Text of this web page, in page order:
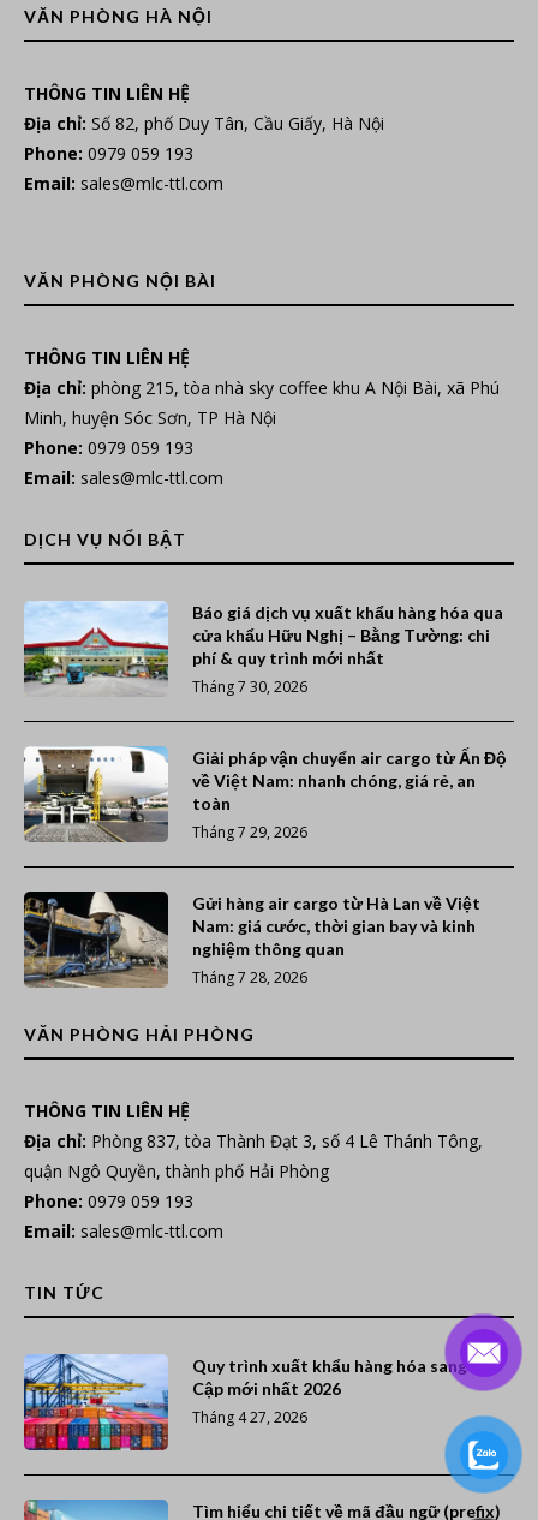
VĂN PHÒNG HÀ NỘI
THÔNG TIN LIÊN HỆ
Địa chỉ: Số 82, phố Duy Tân, Cầu Giấy, Hà Nội
Phone: 0979 059 193
Email: sales@mlc-ttl.com
VĂN PHÒNG NỘI BÀI
THÔNG TIN LIÊN HỆ
Địa chỉ: phòng 215, tòa nhà sky coffee khu A Nội Bài, xã Phú
Minh, huyện Sóc Sơn, TP Hà Nội
Phone: 0979 059 193
Email: sales@mlc-ttl.com
DỊCH VỤ NỔI BẬT
Báo giá dịch vụ xuất khẩu hàng hóa qua
cửa khẩu Hữu Nghị – Bằng Tường: chi
phí & quy trình mới nhất
Tháng 7 30, 2026
Giải pháp vận chuyển air cargo từ Ấn Độ
về Việt Nam: nhanh chóng, giá rẻ, an
toàn
Tháng 7 29, 2026
Gửi hàng air cargo từ Hà Lan về Việt
Nam: giá cước, thời gian bay và kinh
nghiệm thông quan
Tháng 7 28, 2026
VĂN PHÒNG HẢI PHÒNG
THÔNG TIN LIÊN HỆ
Địa chỉ: Phòng 837, tòa Thành Đạt 3, số 4 Lê Thánh Tông,
quận Ngô Quyền, thành phố Hải Phòng
Phone: 0979 059 193
Email: sales@mlc-ttl.com
TIN TỨC
Quy trình xuất khẩu hàng hóa sang Ai
Cập mới nhất 2026
Tháng 4 27, 2026
Tìm hiểu chi tiết về mã đầu ngữ (prefix)